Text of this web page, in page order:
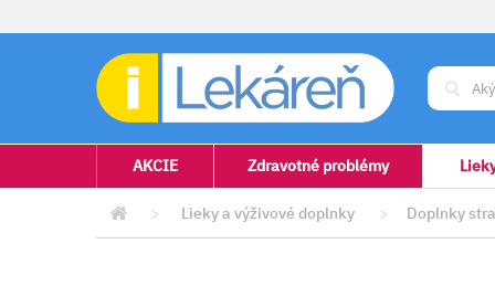
AKCIE Zdravotné problémy
> Lieky a výživové doplnky > Doplnky